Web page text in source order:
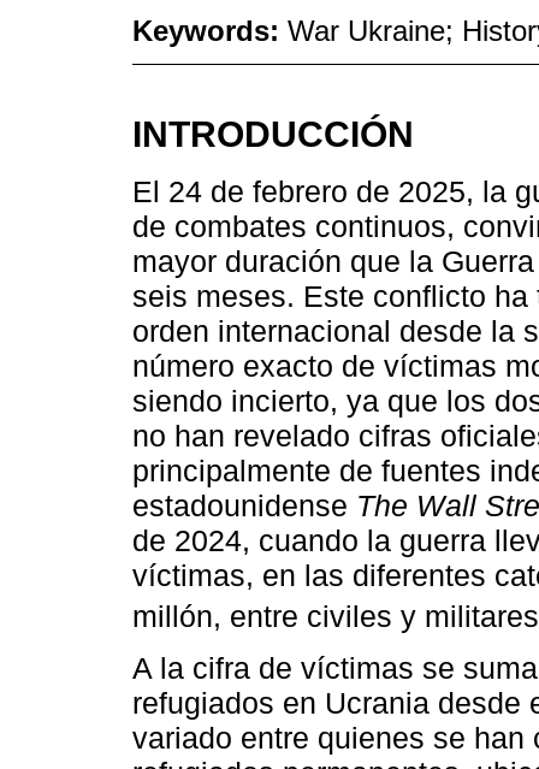
Keywords: War Ukraine;
INTRODUCCIÓN
El 24 de febrero de 2025, la
de combates continuos,
mayor duración que la
seis meses. Este conflicto
orden internacional desde la
número exacto de víctimas
siendo incierto, ya que los
no han revelado cifras
principalmente de fuentes
estadounidense The Wall
de 2024, cuando la guerra
víctimas, en las diferentes
millón, entre civiles y
A la cifra de víctimas se
refugiados en Ucrania desde
variado entre quienes se